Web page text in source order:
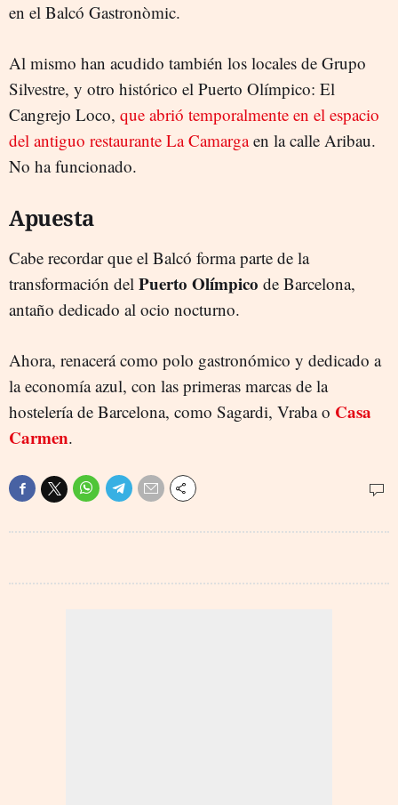
en el Balcó Gastronòmic.
Al mismo han acudido también los locales de Grupo
Silvestre, y otro histórico el Puerto Olímpico: El
Cangrejo Loco, que abrió temporalmente en el espacio
del antiguo restaurante La Camargaen la calle Aribau.
No ha funcionado.
Apuesta
Cabe recordar que el Balcó forma parte de la
transformación del Puerto Olímpico de Barcelona,
antaño dedicado al ocio nocturno.
Ahora, renacerá como polo gastronómico y dedicado a
la economía azul, con las primeras marcas de la
hostelería de Barcelona, como Sagardi, Vraba o Casa
Carmen.